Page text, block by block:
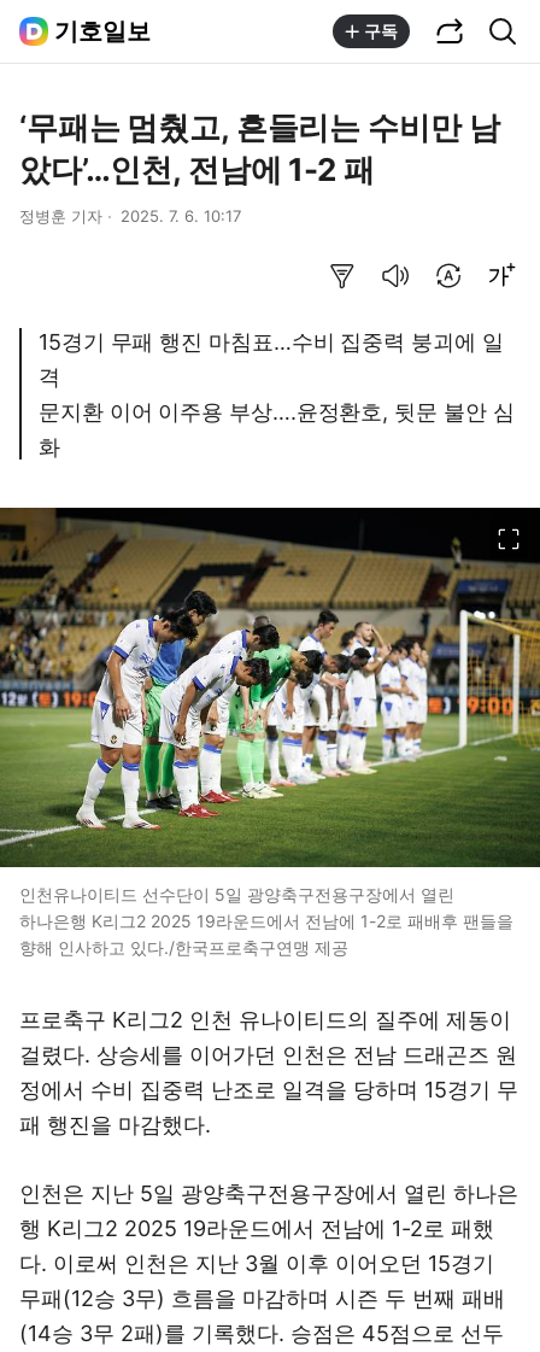
기호일보 구독
‘무패는 멈췄고, 흔들리는 수비만 남
았다’…인천, 전남에 1-2 패
정병훈 기자 2025. 7. 6. 10:17
15경기 무패 행진 마침표…수비 집중력 붕괴에 일
격
문지환 이어 이주용 부상….윤정환호, 뒷문 불안 심
화
인천유나이티드 선수단이 5일 광양축구전용구장에서 열린
하나은행 K리그2 2025 19라운드에서 전남에 1-2로 패배후 팬들을
향해 인사하고 있다./한국프로축구연맹 제공
프로축구 K리그2 인천 유나이티드의 질주에 제동이
걸렸다. 상승세를 이어가던 인천은 전남 드래곤즈 원
정에서 수비 집중력 난조로 일격을 당하며 15경기 무
패 행진을 마감했다.
인천은 지난 5일 광양축구전용구장에서 열린 하나은
행 K리그2 2025 19라운드에서 전남에 1-2로 패했
다. 이로써 인천은 지난 3월 이후 이어오던 15경기
무패(12승 3무) 흐름을 마감하며 시즌 두 번째 패배
(14승 3무 2패)를 기록했다. 승점은 45점으로 선두